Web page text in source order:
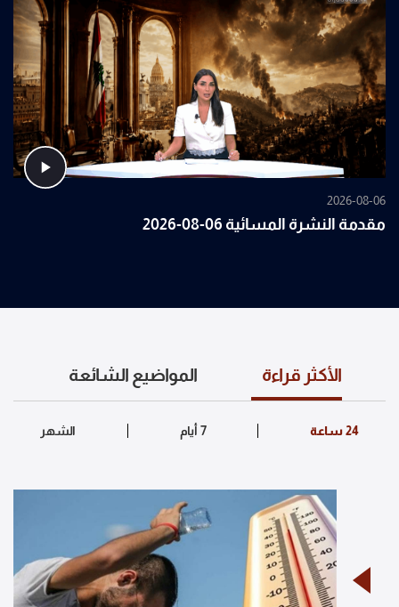
2026-08-06
مقدمة النشرة المسائية 06-08-2026
الأكثر قراءة المواضيع الشائعة